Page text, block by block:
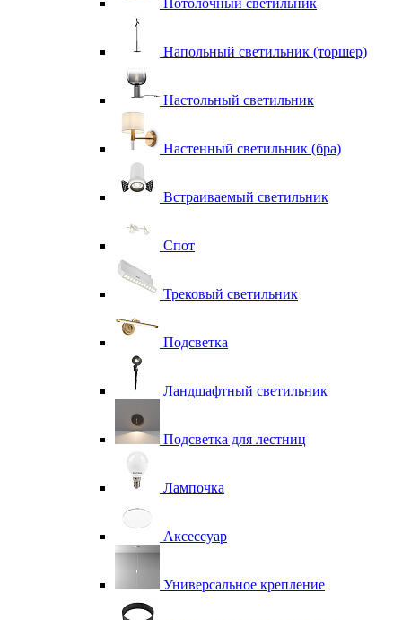
Потолочный светильник
Напольный светильник (торшер)
Настольный светильник
Настенный светильник (бра)
Встраиваемый светильник
Спот
Трековый светильник
Подсветка
Ландшафтный светильник
Подсветка для лестниц
Лампочка
Аксессуар
Универсальное крепление